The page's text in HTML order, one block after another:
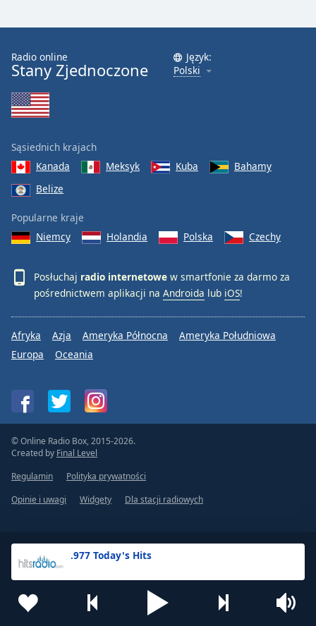
.977 Today's Hits
Radio online
Stany Zjednoczone
Język:
Polski
Sąsiednich krajach
Kanada
Meksyk Kuba
Bahamy
Belize
Popularne kraje
Niemcy
Holandia Polska Czechy
Posłuchaj radio internetowe w smartfonie za darmo za
pośrednictwem aplikacji na Androida lub iOS!
Afryka Azja Ameryka Północna
Ameryka Południowa
Europa
Oceania
© Online Radio Box, 2015-2026.
Created by Final Level
Regulamin
Polityka prywatności
Opinie i uwagi
Widgety Dla stacji radiowych